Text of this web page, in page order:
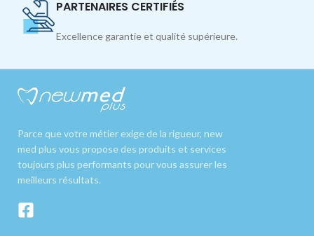
PARTENAIRES CERTIFIÉS
Excellence garantie et qualité supérieure.
Parce que votre métier exige de la rigueur, new
med plus vous propose des produits et services
toujours plus performants pour vous assurer les
meilleurs résultats.